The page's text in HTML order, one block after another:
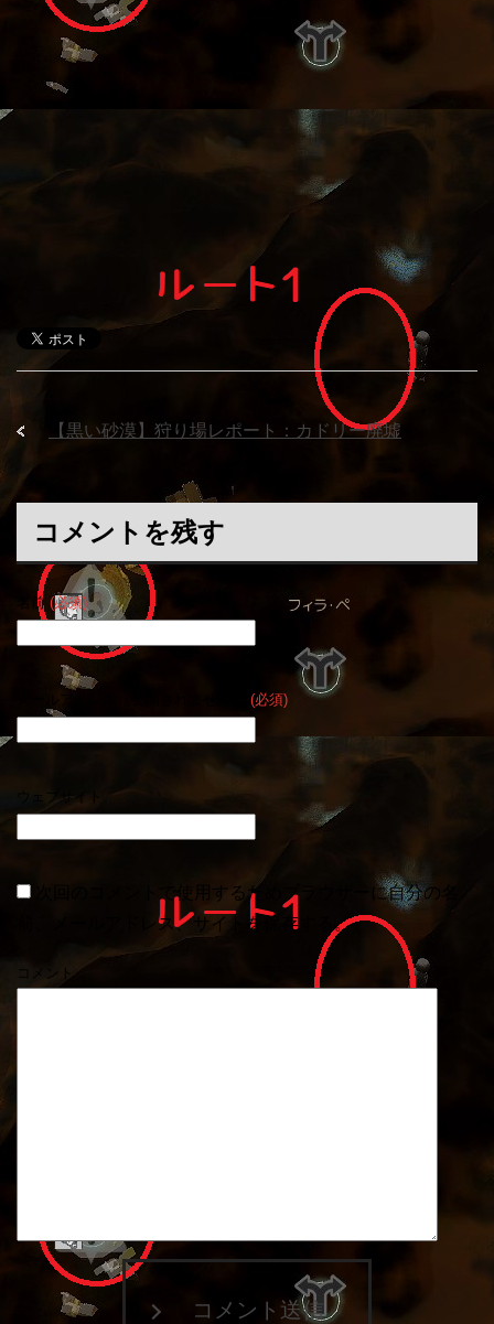
【黒い砂漠】狩り場レポート：カドリー廃墟
コメントを残す
名前 (必須)
メールアドレス（公開されません） (必須)
ウェブサイト
次回のコメントで使用するためブラウザーに自分の名
前、メールアドレス、サイトを保存する。
コメント
コメント送信